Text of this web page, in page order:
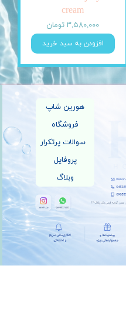
cream
۳,۵۸۰,۰۰۰ تومان
افزودن به سبد خرید
هورین شاپ
فروشگاه
سوالات پرتکرار
پروفایل
وبلاگ